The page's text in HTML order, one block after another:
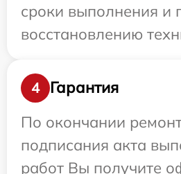
сроки выполнения и
восстановлению
4
Гарантия
По окончании
подписания акта
работ Вы получите